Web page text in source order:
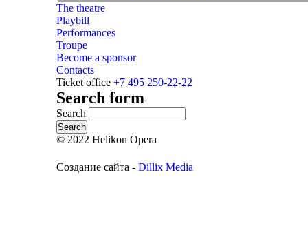
The theatre
Playbill
Performances
Troupe
Become a sponsor
Contacts
Ticket office +7 495 250-22-22
Search form
Search
© 2022 Helikon Opera
Создание сайта - Dillix Media